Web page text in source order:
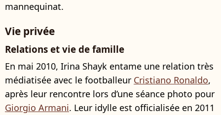
mannequinat.
Vie privée
Relations et vie de famille
En mai 2010, Irina Shayk entame une relation très
médiatisée avec le footballeur Cristiano Ronaldo,
après leur rencontre lors d’une séance photo pour
Giorgio Armani. Leur idylle est officialisée en 2011